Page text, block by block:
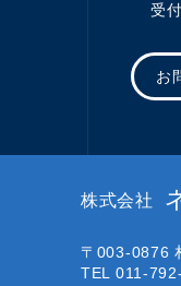
受
お
株式会社
〒003-0876
TEL 011-